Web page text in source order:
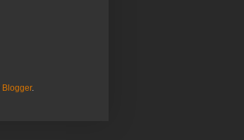
Blogger.